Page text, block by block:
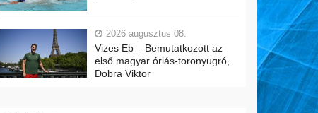
2026 augusztus 08.
Vizes Eb – Bemutatkozott az
első magyar óriás-toronyugró,
Dobra Viktor